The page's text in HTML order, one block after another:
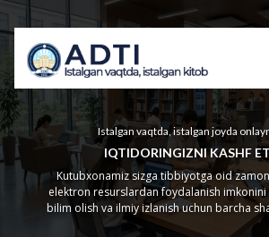
Istalgan vaqtda, istalgan joyda
IQTIDORINGIZNI KASHF
Kutubxonamiz sizga tibbiyotga oid
elektron resurslardan foydalanish
bilim olish va ilmiy izlanish uchun barcha